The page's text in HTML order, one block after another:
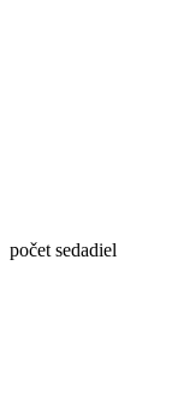
počet sedadiel